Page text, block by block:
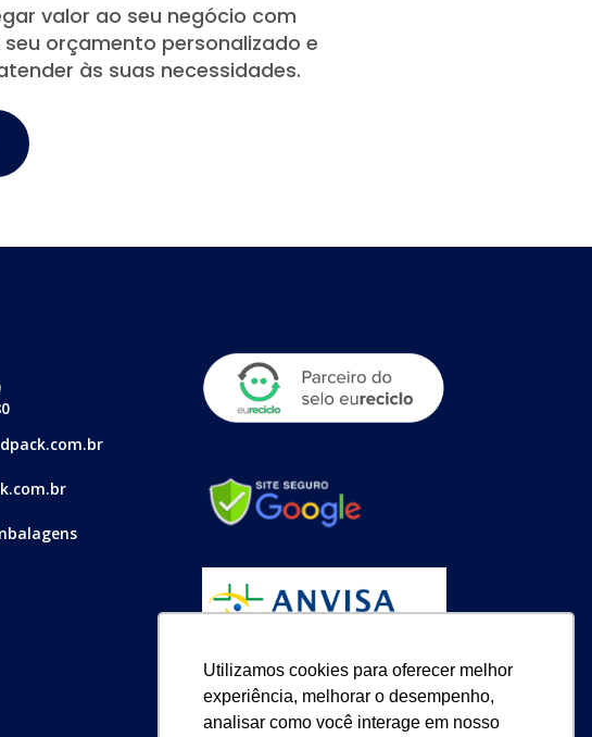
Utilizamos cookies para oferecer melhor
experiência, melhorar o desempenho,
analisar como você interage em nosso
valor ao seu negócio com
orçamento personalizado e
às suas necessidades.